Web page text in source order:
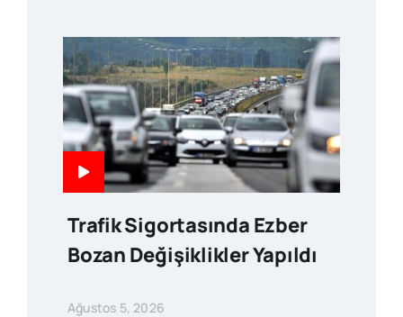
Trafik Sigortasında Ezber
Bozan Değişiklikler Yapıldı
Ağustos 5, 2026